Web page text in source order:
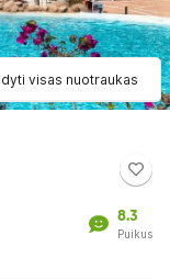
visas nuotraukas
8.3
Puikus